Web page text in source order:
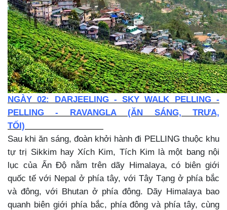
NGÀY 02: DARJEELING - SKY WALK PELLING -
PELLING - RAVANGLA (ĂN SÁNG, TRƯA,
TỐI)
Sau khi ăn sáng, đoàn khởi hành đi PELLING thuộc khu
tự trị Sikkim hay Xích Kim, Tích Kim là một bang nội
lục của Ấn Độ nằm trên dãy Himalaya, có biên giới
quốc tế với Nepal ở phía tây, với Tây Tạng ở phía bắc
và đông, với Bhutan ở phía đông. Dãy Himalaya bao
quanh biên giới phía bắc, phía đông và phía tây, cùng